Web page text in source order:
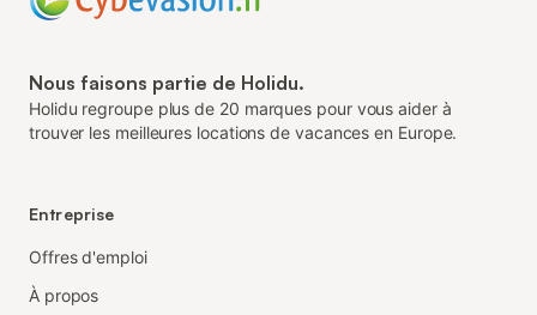
Nous faisons partie de Holidu.
Holidu regroupe plus de 20 marques pour vous aider à
trouver les meilleures locations de vacances en Europe.
Entreprise
Offres d'emploi
À propos